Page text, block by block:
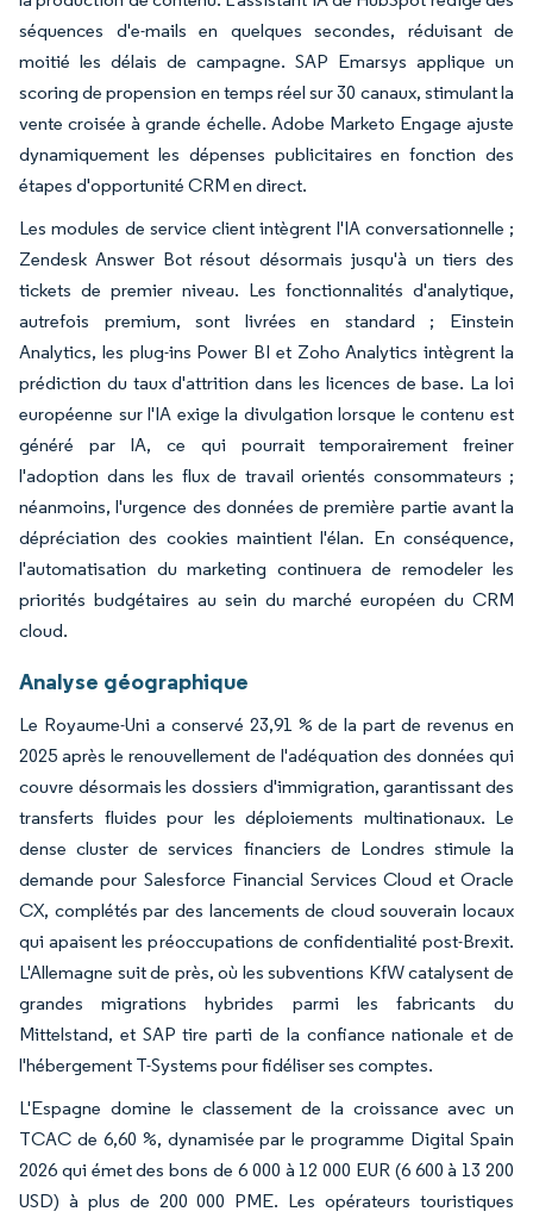
séquences d'e-mails en quelques secondes, réduisant de
moitié les délais de campagne. SAP Emarsys applique un
scoring de propension en temps réel sur 30 canaux, stimulant la
vente croisée à grande échelle. Adobe Marketo Engage ajuste
dynamiquement les dépenses publicitaires en fonction des
étapes d'opportunité CRM en direct.
Les modules de service client intègrent l'IA conversationnelle ;
Zendesk Answer Bot résout désormais jusqu'à un tiers des
tickets de premier niveau. Les fonctionnalités d'analytique,
autrefois premium, sont livrées en standard ; Einstein
Analytics, les plug-ins Power BI et Zoho Analytics intègrent la
prédiction du taux d'attrition dans les licences de base. La loi
européenne sur l'IA exige la divulgation lorsque le contenu est
généré par IA, ce qui pourrait temporairement freiner
l'adoption dans les flux de travail orientés consommateurs ;
néanmoins, l'urgence des données de première partie avant la
dépréciation des cookies maintient l'élan. En conséquence,
l'automatisation du marketing continuera de remodeler les
priorités budgétaires au sein du marché européen du CRM
cloud.
Analyse géographique
Le Royaume-Uni a conservé 23,91 % de la part de revenus en
2025 après le renouvellement de l'adéquation des données qui
couvre désormais les dossiers d'immigration, garantissant des
transferts fluides pour les déploiements multinationaux. Le
dense cluster de services financiers de Londres stimule la
demande pour Salesforce Financial Services Cloud et Oracle
CX, complétés par des lancements de cloud souverain locaux
qui apaisent les préoccupations de confidentialité post-Brexit.
L'Allemagne suit de près, où les subventions KfW catalysent de
grandes migrations hybrides parmi les fabricants du
Mittelstand, et SAP tire parti de la confiance nationale et de
l'hébergement T-Systems pour fidéliser ses comptes.
L'Espagne domine le classement de la croissance avec un
TCAC de 6,60 %, dynamisée par le programme Digital Spain
2026 qui émet des bons de 6 000 à 12 000 EUR (6 600 à 13 200
USD) à plus de 200 000 PME. Les opérateurs touristiques